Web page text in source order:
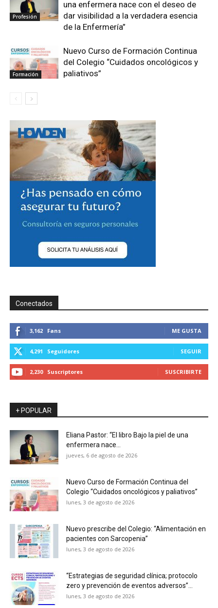
Profesión
una enfermera nace con el deseo de
dar visibilidad a la verdadera esencia
de la Enfermería”
Formación
Nuevo Curso de Formación Continua
del Colegio “Cuidados oncológicos y
paliativos”
Conectados
3,162 Fans ME GUSTA
4,291 Seguidores SEGUIR
2,230 Suscriptores SUSCRIBIRTE
+ POPULAR
Eliana Pastor: “El libro Bajo la piel de una
enfermera nace...
jueves, 6 de agosto de 2026
Nuevo Curso de Formación Continua del
Colegio “Cuidados oncológicos y paliativos”
lunes, 3 de agosto de 2026
Nuevo prescribe del Colegio: “Alimentación en
pacientes con Sarcopenia”
lunes, 3 de agosto de 2026
“Estrategias de seguridad clínica; protocolo
zero y prevención de eventos adversos”...
lunes, 3 de agosto de 2026